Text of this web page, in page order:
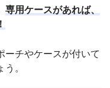
専用ケースがあれば、
ーチやケースが付いて
。